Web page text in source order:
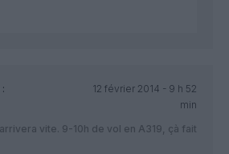
12 février 2014 - 9 h 52
min
vite. 9-10h de vol en A319, çà fait